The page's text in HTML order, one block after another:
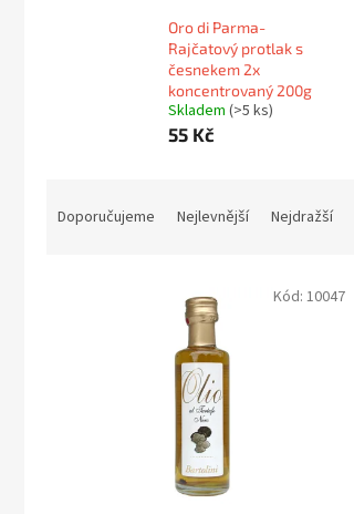
Oro di Parma-
Rajčatový protlak s
česnekem 2x
koncentrovaný 200g
Skladem (>5 ks)
55 Kč
Doporučujeme Nejlevnější Nejdražší
Kód: 10047